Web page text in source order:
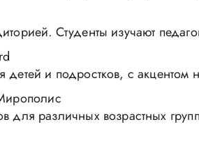
Студенты изучают
и подростков, с акцентом
для различных возрастных